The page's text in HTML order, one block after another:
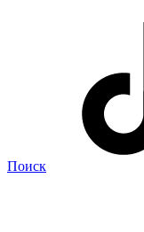
Поиск